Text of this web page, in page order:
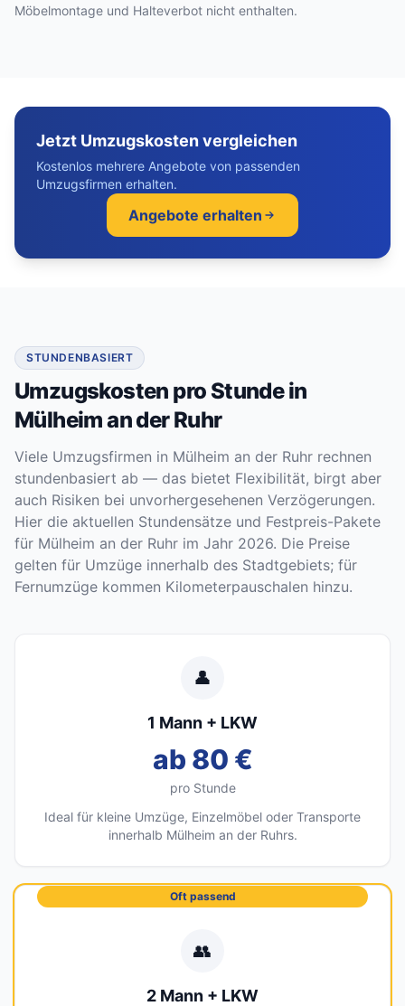
Möbelmontage und Halteverbot nicht enthalten.
Jetzt Umzugskosten vergleichen
Kostenlos mehrere Angebote von passenden
Umzugsfirmen erhalten.
Angebote erhalten
STUNDENBASIERT
Umzugskosten pro Stunde in
Mülheim an der Ruhr
Viele Umzugsfirmen in Mülheim an der Ruhr rechnen
stundenbasiert ab — das bietet Flexibilität, birgt aber
auch Risiken bei unvorhergesehenen Verzögerungen.
Hier die aktuellen Stundensätze und Festpreis-Pakete
für Mülheim an der Ruhr im Jahr 2026. Die Preise
gelten für Umzüge innerhalb des Stadtgebiets; für
Fernumzüge kommen Kilometerpauschalen hinzu.
👤
1 Mann + LKW
ab 80 €
pro Stunde
Ideal für kleine Umzüge, Einzelmöbel oder Transporte
innerhalb Mülheim an der Ruhrs.
Oft passend
👥
2 Mann + LKW